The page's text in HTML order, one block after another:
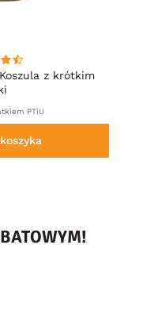
z krótkim
PTiU